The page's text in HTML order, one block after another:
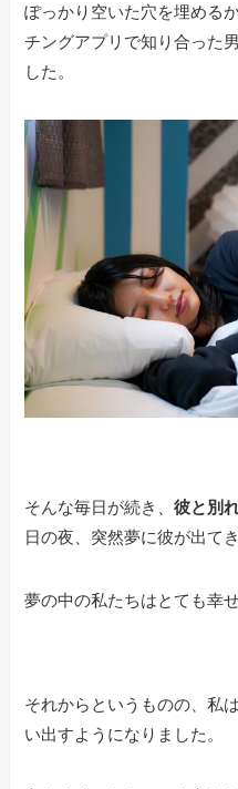
ぽっかり空いた穴を埋める
チングアプリで知り合った
した。
そんな毎日が続き、彼と別
日の夜、突然夢に彼が出て
夢の中の私たちはとても幸
それからというものの、私
い出すようになりました。